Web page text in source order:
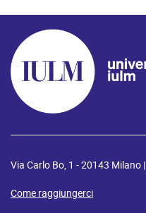
Via Carlo Bo, 1 - 20143 Milano |
Come raggiungerci